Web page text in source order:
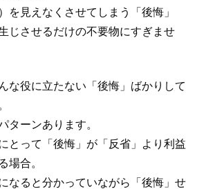
を見えなくさせてしまう「後悔」
じさせるだけの不要物にすぎませ
な役に立たない「後悔」ばかりして
ターンあります。
とって「後悔」が「反省」より利益
場合。
なると分かっていながら「後悔」せ